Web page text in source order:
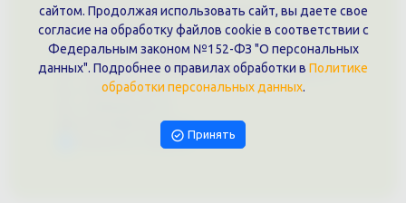
Политика обработки персональных данных
Публичная оферта
Контакты филиала
г. Краснодар, ул. Шоссе Нефтяников, 28, оф. 51
+7 (861)202-09-02
9457070@krd-print.ru
Написать в Telegram
сайтом. Продолжая использовать сайт, вы даете свое
согласие на обработку файлов cookie в соответствии с
Федеральным законом №152-ФЗ "О персональных
данных". Подробнее о правилах обработки в Политике
обработки персональных данных.
Принять